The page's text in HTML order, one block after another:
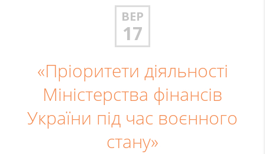
ВЕР
17
«Пріоритети діяльності
Міністерства фінансів
України під час воєнного
стану»